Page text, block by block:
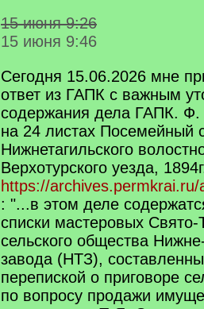
15 июня 9:26
15 июня 9:46
Сегодня 15.06.2026 мне
ответ из ГАПК с важным
содержания дела ГАПК.
на 24 листах Посемейный
Нижнетагильского
Верхотурского уезда,
https://
: "...в этом деле
списки мастеровых Свято-
сельского общества
завода (НТЗ),
перепиской о приговоре
по вопросу продажи